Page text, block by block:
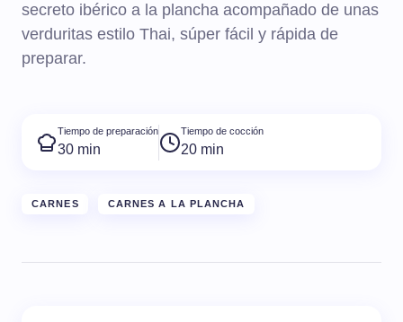
secreto ibérico a la plancha acompañado de unas
verduritas estilo Thai, súper fácil y rápida de
preparar.
Tiempo de preparación
30 min
Tiempo de cocción
20 min
CARNES CARNES A LA PLANCHA